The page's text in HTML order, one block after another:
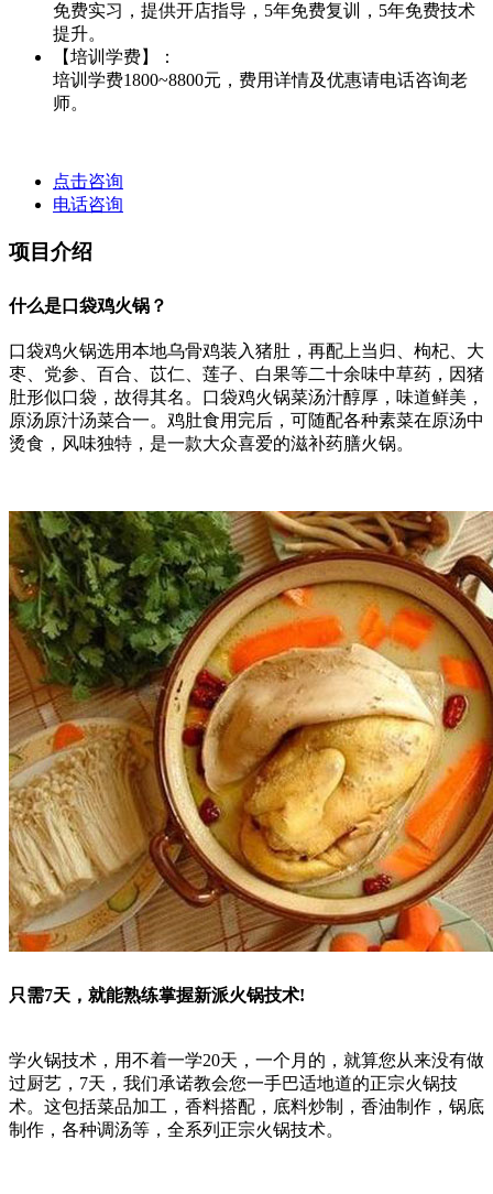
免费实习，提供开店指导，5年免费复训，5年免费技术
提升。
【培训学费】：
培训学费1800~8800元，费用详情及优惠请电话咨询老
师。
点击咨询
电话咨询
项目介绍
什么是口袋鸡火锅？
口袋鸡火锅选用本地乌骨鸡装入猪肚，再配上当归、枸杞、大
枣、党参、百合、苡仁、莲子、白果等二十余味中草药，因猪
肚形似口袋，故得其名。口袋鸡火锅菜汤汁醇厚，味道鲜美，
原汤原汁汤菜合一。鸡肚食用完后，可随配各种素菜在原汤中
烫食，风味独特，是一款大众喜爱的滋补药膳火锅。
只需7天，就能熟练掌握新派火锅技术!
学火锅技术，用不着一学20天，一个月的，就算您从来没有做
过厨艺，7天，我们承诺教会您一手巴适地道的正宗火锅技
术。这包括菜品加工，香料搭配，底料炒制，香油制作，锅底
制作，各种调汤等，全系列正宗火锅技术。